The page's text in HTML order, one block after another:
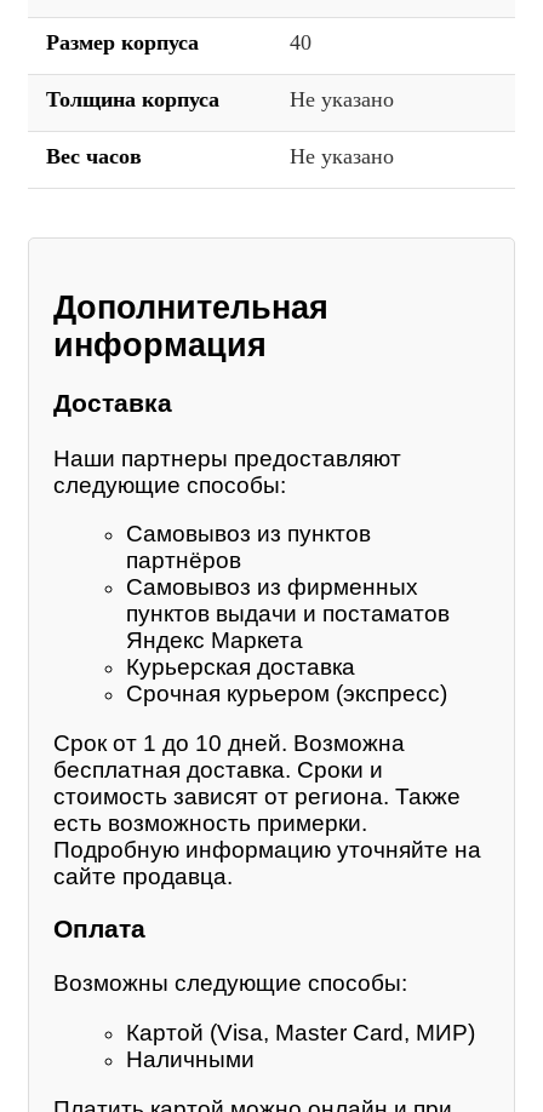
Размер корпуса 40
Толщина корпуса Не указано
Вес часов Не указано
Дополнительная
информация
Доставка
Наши партнеры предоставляют
следующие способы:
Самовывоз из пунктов
партнёров
Самовывоз из фирменных
пунктов выдачи и постаматов
Яндекс Маркета
Курьерская доставка
Срочная курьером (экспресс)
Срок от 1 до 10 дней. Возможна
бесплатная доставка. Сроки и
стоимость зависят от региона. Также
есть возможность примерки.
Подробную информацию уточняйте на
сайте продавца.
Оплата
Возможны следующие способы:
Картой (Visa, Master Card, МИР)
Наличными